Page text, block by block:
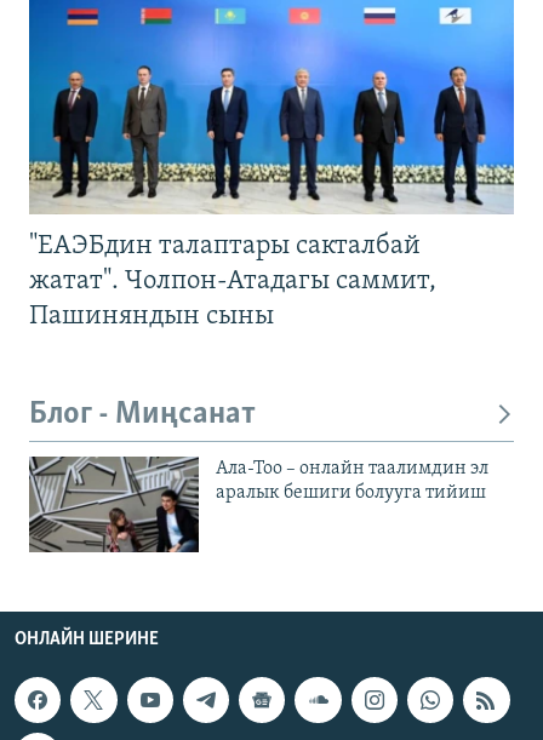
"ЕАЭБдин талаптары сакталбай
жатат". Чолпон-Атадагы саммит,
Пашиняндын сыны
Блог - Миңсанат
Ала-Тоо – онлайн таалимдин эл
аралык бешиги болууга тийиш
ОНЛАЙН ШЕРИНЕ